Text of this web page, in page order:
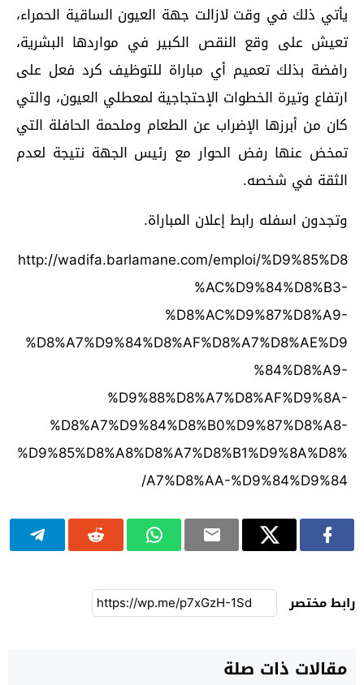
يأتي ذلك في وقت لازالت جهة العيون الساقية الحمراء،
تعيش على وقع النقص الكبير في مواردها البشرية،
رافضة بذلك تعميم أي مباراة للتوظيف كرد فعل على
ارتفاع وتيرة الخطوات الإحتجاجية لمعطلي العيون، والتي
كان من أبرزها الإضراب عن الطعام وملحمة الحافلة التي
تمخض عنها رفض الحوار مع رئيس الجهة نتيجة لعدم
الثقة في شخصه.
وتجدون اسفله رابط إعلان المباراة.
http://wadifa.barlamane.com/emploi/%D9%85%D8
%AC%D9%84%D8%B3-
%D8%AC%D9%87%D8%A9-
%D8%A7%D9%84%D8%AF%D8%A7%D8%AE%D9
%84%D8%A9-
%D9%88%D8%A7%D8%AF%D9%8A-
%D8%A7%D9%84%D8%B0%D9%87%D8%A8-
%D9%85%D8%A8%D8%A7%D8%B1%D9%8A%D8%
A7%D8%AA-%D9%84%D9%84/
رابط مختصر
مقالات ذات صلة